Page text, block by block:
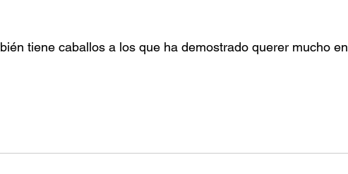
tiene caballos a los que ha demostrado querer mucho en